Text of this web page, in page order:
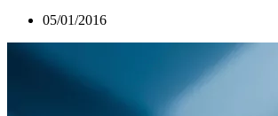
05/01/2016